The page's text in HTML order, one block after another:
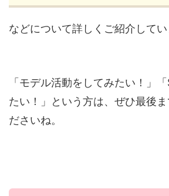
などについて詳しくご紹介してい
「モデル活動をしてみたい！」
たい！」という方は、ぜひ最後
ださいね。